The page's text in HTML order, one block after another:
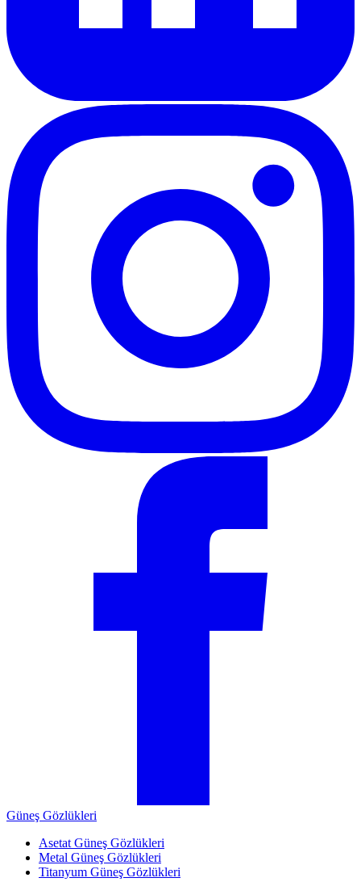
Güneş Gözlükleri
Asetat Güneş Gözlükleri
Metal Güneş Gözlükleri
Titanyum Güneş Gözlükleri